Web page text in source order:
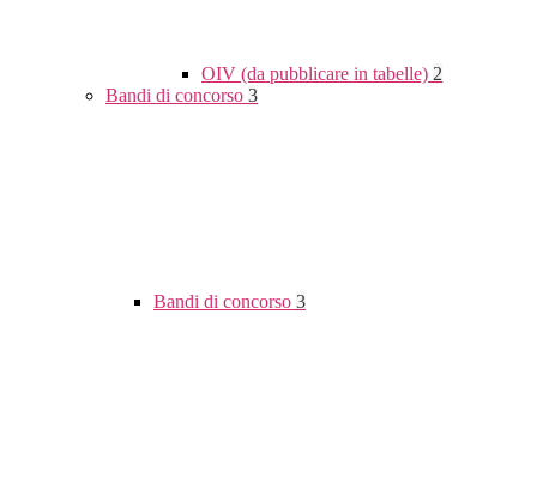
OIV (da pubblicare in tabelle) 2
Bandi di concorso 3
Bandi di concorso 3